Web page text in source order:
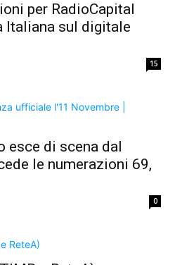
per RadioCapital
Italiana sul digitale
15
esce di scena dal
le numerazioni 69,
0